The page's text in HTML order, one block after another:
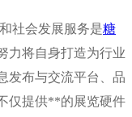
社会发展服务是糖
力将自身打造为行业
发布与交流平台、品
仅提供**的展览硬件